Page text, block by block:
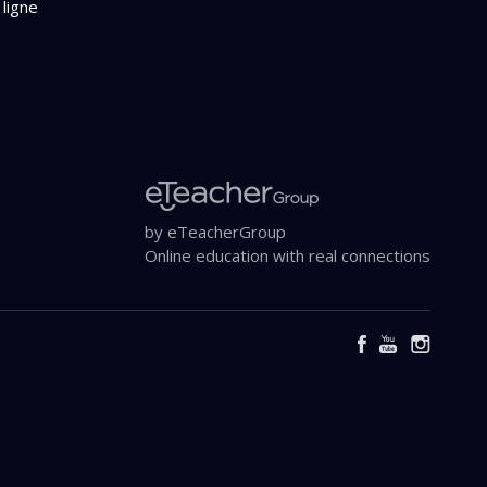
by eTeacherGroup
Online education with real connections